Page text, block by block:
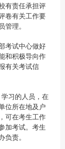
有责任承担评
卷有关工作要
理。
考试中心做好
和积极导向作
有关考试信
习的人员，在
位所在地及户
可在考生工作
加考试。考生
责。